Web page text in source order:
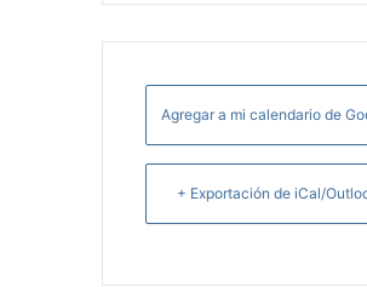
Agregar a mi calendario de
+ Exportación de iCal/